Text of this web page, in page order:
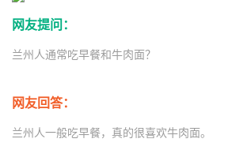
网友提问：
兰州人通常吃早餐和牛肉面？
网友回答：
兰州人一般吃早餐，真的很喜欢牛肉面。